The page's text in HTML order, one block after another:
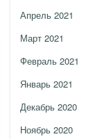
Апрель 2021
Март 2021
Февраль 2021
Январь 2021
Декабрь 2020
Ноябрь 2020